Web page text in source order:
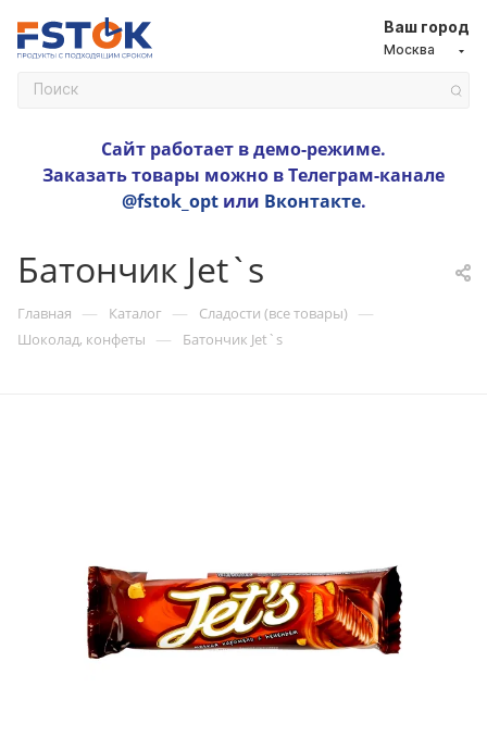
Ваш город
Москва
Сайт работает в демо-режиме.
Заказать товары можно в Телеграм-канале
@fstok_optили Вконтакте.
Батончик Jet`s
Главная — Каталог — Сладости (все товары) —
Шоколад, конфеты — Батончик Jet`s